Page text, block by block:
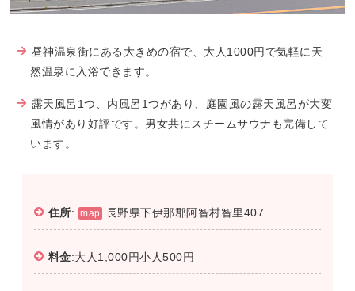
昼神温泉街にある大きめの宿で、大人1000円で気軽に天
然温泉に入浴できます。
露天風呂1つ、内風呂1つがあり、庭園風の露天風呂が大変
風情があり好評です。男女共にスチームサウナも完備して
います。
住所: map 長野県下伊那郡阿智村智里407
料金:大人1,000円小人500円